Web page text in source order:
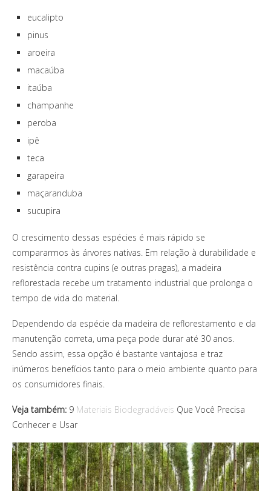
eucalipto
pinus
aroeira
macaúba
itaúba
champanhe
peroba
ipê
teca
garapeira
maçaranduba
sucupira
O crescimento dessas espécies é mais rápido se
compararmos às árvores nativas. Em relação à durabilidade e
resistência contra cupins (e outras pragas), a madeira
reflorestada recebe um tratamento industrial que prolonga o
tempo de vida do material.
Dependendo da espécie da madeira de reflorestamento e da
manutenção correta, uma peça pode durar até 30 anos.
Sendo assim, essa opção é bastante vantajosa e traz
inúmeros benefícios tanto para o meio ambiente quanto para
os consumidores finais.
Veja também: 9 Materiais Biodegradáveis Que Você Precisa
Conhecer e Usar